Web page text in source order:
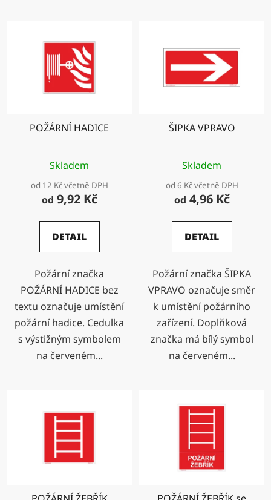
POŽÁRNÍ HADICE
Skladem
od 12 Kč včetně DPH
od 9,92 Kč
DETAIL
Požární značka
POŽÁRNÍ HADICE bez
textu označuje umístění
požární hadice. Cedulka
s výstižným symbolem
na červeném...
ŠIPKA VPRAVO
Skladem
od 6 Kč včetně DPH
od 4,96 Kč
DETAIL
Požární značka ŠIPKA
VPRAVO označuje směr
k umístění požárního
zařízení. Doplňková
značka má bílý symbol
na červeném...